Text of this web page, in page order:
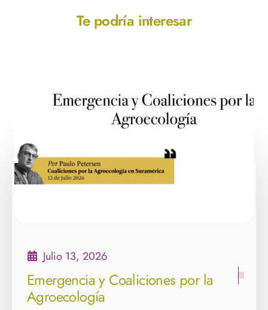
Te podría interesar
Julio 13, 2026
Emergencia y Coaliciones por la
Agroecología